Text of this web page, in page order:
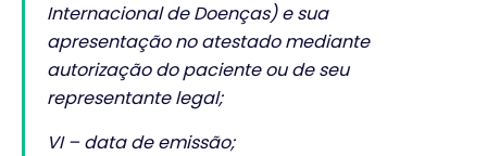
Internacional de Doenças) e sua
apresentação no atestado mediante
autorização do paciente ou de seu
representante legal;
VI – data de emissão;